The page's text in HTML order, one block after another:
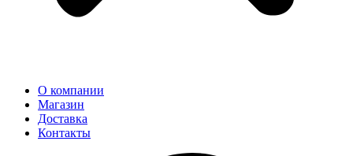
О компании
Магазин
Доставка
Контакты